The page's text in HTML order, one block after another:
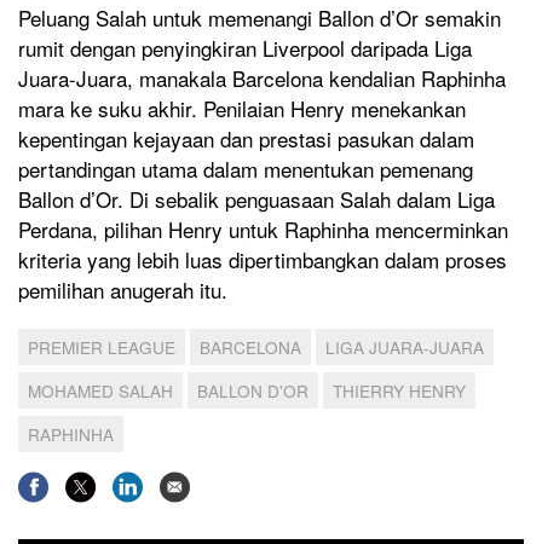
Peluang Salah untuk memenangi Ballon d’Or semakin
rumit dengan penyingkiran Liverpool daripada Liga
Juara-Juara, manakala Barcelona kendalian Raphinha
mara ke suku akhir. Penilaian Henry menekankan
kepentingan kejayaan dan prestasi pasukan dalam
pertandingan utama dalam menentukan pemenang
Ballon d’Or. Di sebalik penguasaan Salah dalam Liga
Perdana, pilihan Henry untuk Raphinha mencerminkan
kriteria yang lebih luas dipertimbangkan dalam proses
pemilihan anugerah itu.
PREMIER LEAGUE BARCELONA
LIGA JUARA-JUARA
MOHAMED SALAH
BALLON D'OR
THIERRY HENRY
RAPHINHA